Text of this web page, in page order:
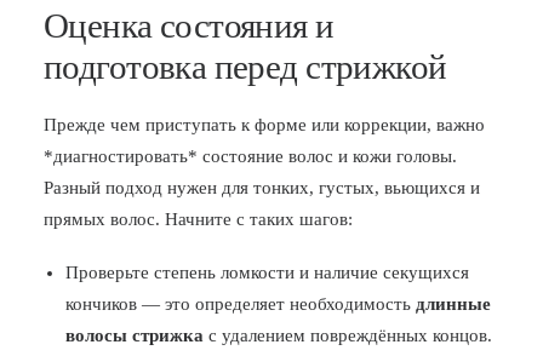
Оценка состояния и
подготовка перед стрижкой
Прежде чем приступать к форме или коррекции, важно
*диагностировать* состояние волос и кожи головы.
Разный подход нужен для тонких, густых, вьющихся и
прямых волос. Начните с таких шагов:
Проверьте степень ломкости и наличие секущихся
кончиков — это определяет необходимость длинные
волосы стрижка с удалением повреждённых концов.